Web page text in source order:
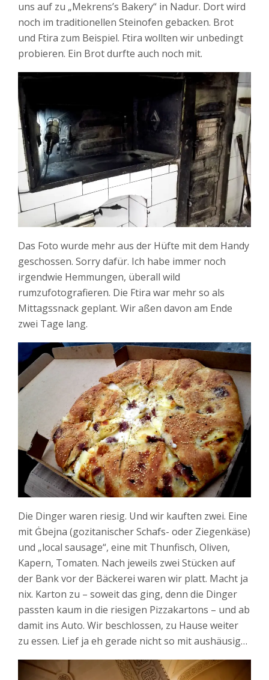
uns auf zu „Mekrens’s Bakery“ in Nadur. Dort wird
noch im traditionellen Steinofen gebacken. Brot
und Ftira zum Beispiel. Ftira wollten wir unbedingt
probieren. Ein Brot durfte auch noch mit.
Das Foto wurde mehr aus der Hüfte mit dem Handy
geschossen. Sorry dafür. Ich habe immer noch
irgendwie Hemmungen, überall wild
rumzufotografieren. Die Ftira war mehr so als
Mittagssnack geplant. Wir aßen davon am Ende
zwei Tage lang.
Die Dinger waren riesig. Und wir kauften zwei. Eine
mit Ġbejna (gozitanischer Schafs- oder Ziegenkäse)
und „local sausage“, eine mit Thunfisch, Oliven,
Kapern, Tomaten. Nach jeweils zwei Stücken auf
der Bank vor der Bäckerei waren wir platt. Macht ja
nix. Karton zu – soweit das ging, denn die Dinger
passten kaum in die riesigen Pizzakartons – und ab
damit ins Auto. Wir beschlossen, zu Hause weiter
zu essen. Lief ja eh gerade nicht so mit aushäusig…